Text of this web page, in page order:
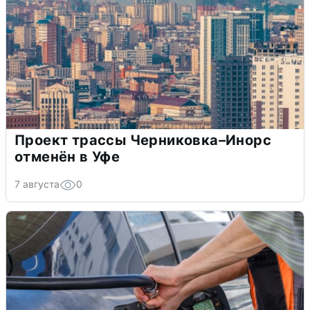
Проект трассы Черниковка–Инорс
отменён в Уфе
7 августа 0